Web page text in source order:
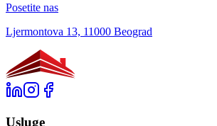
Posetite nas
Ljermontova 13, 11000 Beograd
Usluge